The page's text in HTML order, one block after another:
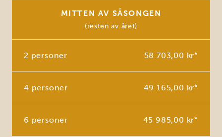
MITTEN AV SÄSONGEN
(resten av året)
2 personer 58 703,00 kr*
4 personer 49 165,00 kr*
6 personer 45 985,00 kr*